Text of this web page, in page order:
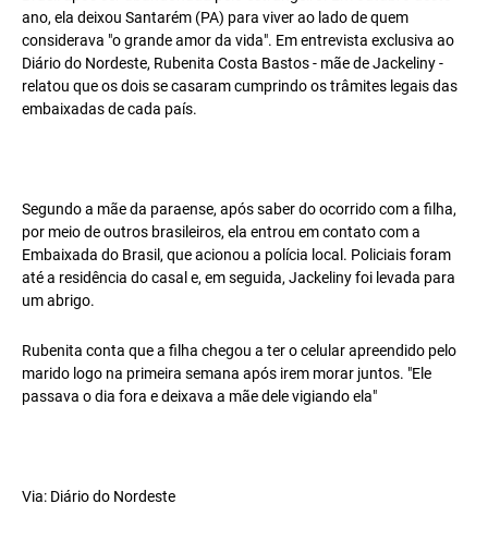
ano, ela deixou Santarém (PA) para viver ao lado de quem
considerava "o grande amor da vida". Em entrevista exclusiva ao
Diário do Nordeste, Rubenita Costa Bastos - mãe de Jackeliny -
relatou que os dois se casaram cumprindo os trâmites legais das
embaixadas de cada país.
Segundo a mãe da paraense, após saber do ocorrido com a filha,
por meio de outros brasileiros, ela entrou em contato com a
Embaixada do Brasil, que acionou a polícia local. Policiais foram
até a residência do casal e, em seguida, Jackeliny foi levada para
um abrigo.
Rubenita conta que a filha chegou a ter o celular apreendido pelo
marido logo na primeira semana após irem morar juntos. "Ele
passava o dia fora e deixava a mãe dele vigiando ela"
Via: Diário do Nordeste